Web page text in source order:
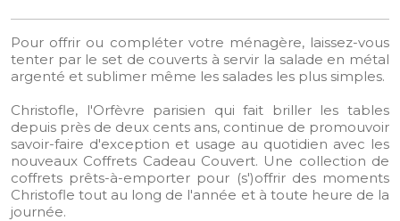
Pour offrir ou compléter votre ménagère, laissez-vous
tenter par le set de couverts à servir la salade en métal
argenté et sublimer même les salades les plus simples.
Christofle, l'Orfèvre parisien qui fait briller les tables
depuis près de deux cents ans, continue de promouvoir
savoir-faire d'exception et usage au quotidien avec les
nouveaux Coffrets Cadeau Couvert. Une collection de
coffrets prêts-à-emporter pour (s')offrir des moments
Christofle tout au long de l'année et à toute heure de la
journée.